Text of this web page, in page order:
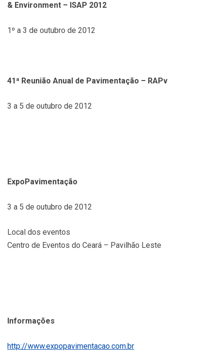
& Environment – ISAP 2012
1º a 3 de outubro de 2012
41ª Reunião Anual de Pavimentação – RAPv
3 a 5 de outubro de 2012
ExpoPavimentação
3 a 5 de outubro de 2012
Local dos eventos
Centro de Eventos do Ceará – Pavilhão Leste
Informações
http://www.expopavimentacao.com.br